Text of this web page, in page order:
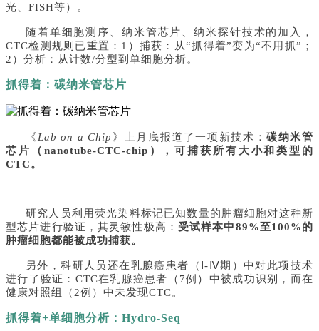
光、 FISH等）。
随着单细胞测序、纳米管芯片、纳米探针技术的加入，
CTC检测规则已重置：1）捕获：从“抓得着”变为“不用抓”；
2）分析：从计数/分型到单细胞分析。
抓得着：碳纳米管芯片
《 Lab on a Chip 》上月底报道了一项新技术：碳纳米管
芯片（ nanotube-CTC-chip），可捕获所有大小和类型的
CTC。
研究人员利用荧光染料标记已知数量的肿瘤细胞对这种新
型芯片进行验证，其灵敏性极高： 受试样本中89%至100%的
肿瘤细胞都能被成功捕获。
另外，科研人员还在乳腺癌患者（ Ⅰ-Ⅳ期）中对此项技术
进行了验证：CTC在乳腺癌患者（7例）中被成功识别，而在
健康对照组（2例）中未发现CTC。
抓得着+单细胞分析：Hydro-Seq